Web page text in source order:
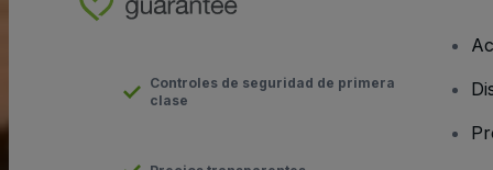
Controles de seguridad de primera
clase